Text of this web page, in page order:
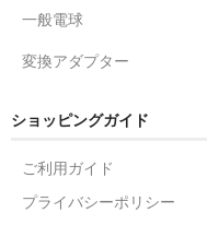
一般電球
変換アダプター
ショッピングガイド
ご利用ガイド
プライバシーポリシー